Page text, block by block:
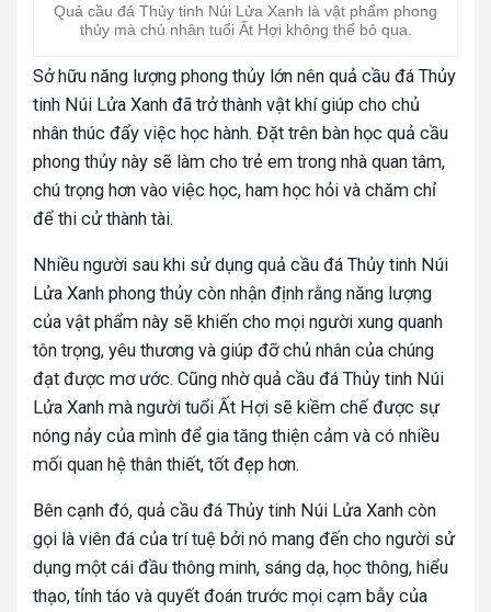
Quả cầu đá Thủy tinh Núi Lửa Xanh là vật phẩm phong
thủy mà chủ nhân tuổi Ất Hợi không thể bỏ qua.
Sở hữu năng lượng phong thủy lớn nên quả cầu đá Thủy
tinh Núi Lửa Xanh đã trở thành vật khí giúp cho chủ
nhân thúc đẩy việc học hành. Đặt trên bàn học quả cầu
phong thủy này sẽ làm cho trẻ em trong nhà quan tâm,
chú trọng hơn vào việc học, ham học hỏi và chăm chỉ
để thi cử thành tài.
Nhiều người sau khi sử dụng quả cầu đá Thủy tinh Núi
Lửa Xanh phong thủy còn nhận định rằng năng lượng
của vật phẩm này sẽ khiến cho mọi người xung quanh
tôn trọng, yêu thương và giúp đỡ chủ nhân của chúng
đạt được mơ ước. Cũng nhờ quả cầu đá Thủy tinh Núi
Lửa Xanh mà người tuổi Ất Hợi sẽ kiềm chế được sự
nóng nảy của mình để gia tăng thiện cảm và có nhiều
mối quan hệ thân thiết, tốt đẹp hơn.
Bên cạnh đó, quả cầu đá Thủy tinh Núi Lửa Xanh còn
gọi là viên đá của trí tuệ bởi nó mang đến cho người sử
dụng một cái đầu thông minh, sáng dạ, học thông, hiểu
thạo, tỉnh táo và quyết đoán trước mọi cạm bẫy của